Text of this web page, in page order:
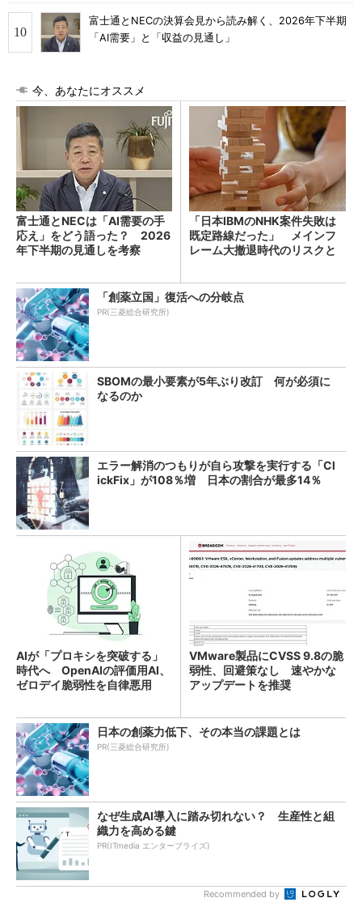
富士通とNECの決算会見から読み解く、2026年下半期
「AI需要」と「収益の見通し」
今、あなたにオススメ
富士通とNECは「AI需要の手
応え」をどう語った？ 2026
年下半期の見通しを考察
「日本IBMのNHK案件失敗は
既定路線だった」 メインフ
レーム大撤退時代のリスクと
「創薬立国」復活への分岐点
PR(三菱総合研究所)
SBOMの最小要素が5年ぶり改訂 何が必須に
なるのか
エラー解消のつもりが自ら攻撃を実行する「Cl
ickFix」が108％増 日本の割合が最多14％
AIが「プロキシを突破する」
時代へ OpenAIの評価用AI、
ゼロデイ脆弱性を自律悪用
VMware製品にCVSS 9.8の脆
弱性、回避策なし 速やかな
アップデートを推奨
日本の創薬力低下、その本当の課題とは
PR(三菱総合研究所)
なぜ生成AI導入に踏み切れない？ 生産性と組
織力を高める鍵
PR(ITmedia エンタープライズ)
Recommended by